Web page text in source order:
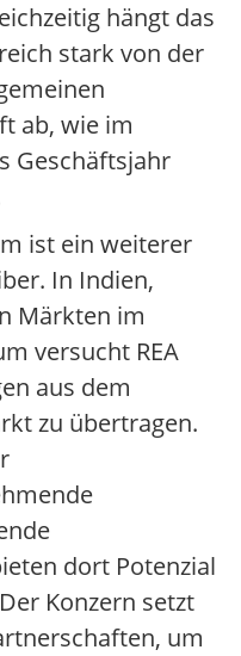
hängt das
stark von der
ab, wie im
Geschäftsjahr
ist ein weiterer
In Indien,
Märkten im
versucht REA
aus dem
zu übertragen.
dort Potenzial
Konzern setzt
um